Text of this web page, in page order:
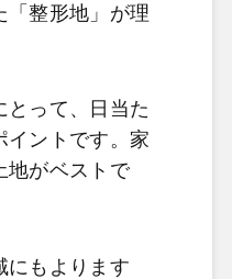
「整形地」が理
って、日当た
イントです。家
地がベストで
もよります